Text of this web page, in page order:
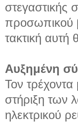
στεγαστικής
προσωπικού
τακτική αυτή
Αυξημένη
Τον
στήριξη των
ηλεκτρικού